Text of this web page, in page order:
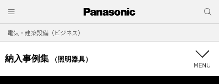
電気・建築設備（ビジネス）
納入事例集 （照明器具）